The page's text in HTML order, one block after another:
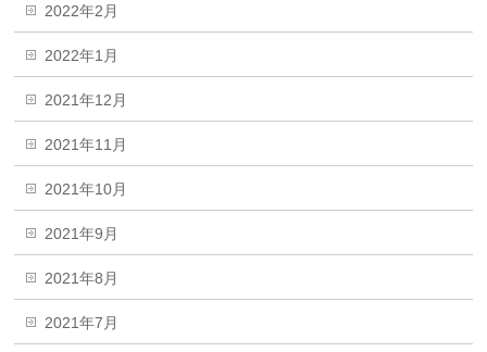
2022年2月
2022年1月
2021年12月
2021年11月
2021年10月
2021年9月
2021年8月
2021年7月